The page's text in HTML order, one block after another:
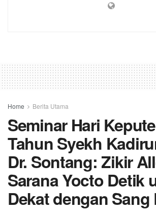
Home Berita Utama
Seminar Hari
Tahun Syekh
Dr. Sontang: Zikir
Sarana Yocto Detik
Dekat dengan Sang